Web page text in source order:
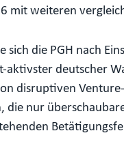
mit weiteren
die PGH nach
aktivster deutscher
disruptiven
die nur